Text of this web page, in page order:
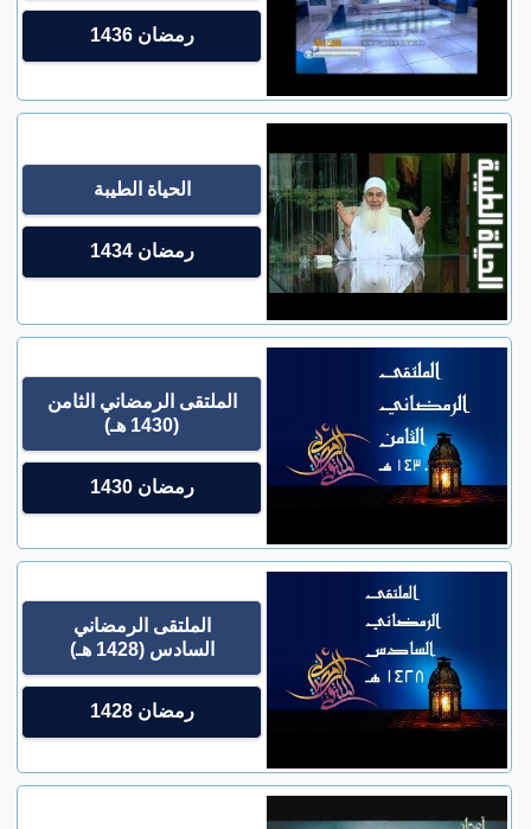
رمضان 1436
الحياة الطيبة
رمضان 1434
الملتقى الرمضاني الثامن
(1430 هـ)
رمضان 1430
الملتقى الرمضاني
السادس (1428 هـ)
رمضان 1428